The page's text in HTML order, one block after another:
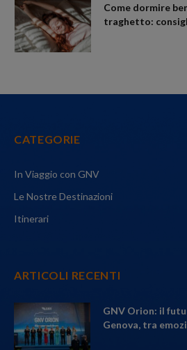
Come dormire
traghetto:
CATEGORIE
In Viaggio con GNV
Le Nostre Destinazioni
Itinerari
ARTICOLI RECENTI
GNV Orion: il
Genova, tra